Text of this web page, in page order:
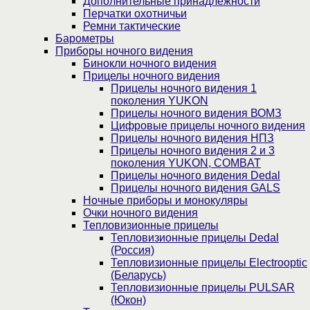
Перчатки охотничьи
Ремни тактические
Барометры
Приборы ночного видения
Бинокли ночного видения
Прицелы ночного видения
Прицелы ночного видения 1
поколения YUKON
Прицелы ночного видения ВОМЗ
Цифровые прицелы ночного видения
Прицелы ночного видения НПЗ
Прицелы ночного видения 2 и 3
поколения YUKON, COMBAT
Прицелы ночного видения Dedal
Прицелы ночного видения GALS
Ночные приборы и монокуляры
Очки ночного видения
Тепловизионные прицелы
Тепловизионные прицелы Dedal
(Россия)
Тепловизионные прицелы Electrooptic
(Беларусь)
Тепловизионные прицелы PULSAR
(Юкон)